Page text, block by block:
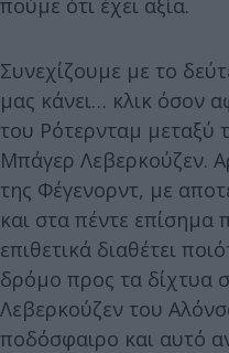
Συνεχίζουμε με το
μας κάνει… κλικ όσον
του Ρότερνταμ μεταξύ
Μπάγερ Λεβερκούζεν.
της Φέγενορντ, με
και στα πέντε επίσημα
επιθετικά διαθέτει
δρόμο προς τα δίχτυα
Λεβερκούζεν του
ποδόσφαιρο και αυτό